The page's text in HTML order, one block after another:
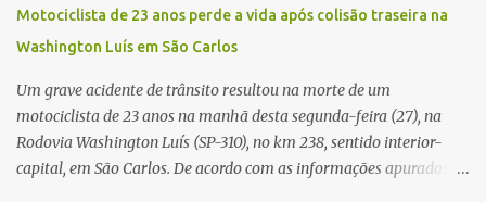
procedimento, a conta bancária ficou bloqueada por algumas
horas. Sem conseguir acessar o sistema, a vítima tentou
novamente contato com o suposto gerente, mas não obteve
resposta. Na segunda-fe...
Motociclista de 23 anos perde a vida após colisão traseira na
Washington Luís em São Carlos
Um grave acidente de trânsito resultou na morte de um
motociclista de 23 anos na manhã desta segunda-feira (27), na
Rodovia Washington Luís (SP-310), no km 238, sentido interior-
capital, em São Carlos. De acordo com as informações apuradas no